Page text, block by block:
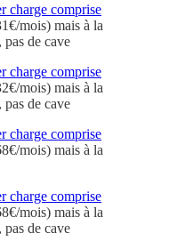
charge comprise
mois) mais à la
de cave
charge comprise
mois) mais à la
de cave
charge comprise
mois) mais à la
charge comprise
mois) mais à la
de cave